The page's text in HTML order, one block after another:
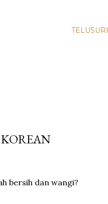
TELUSURI
bersih dan wangi?